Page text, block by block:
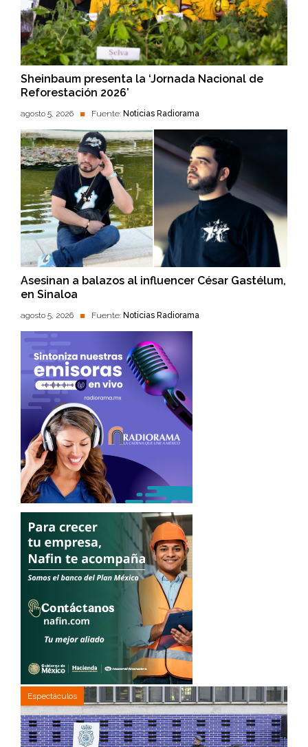
Sheinbaum presenta la ‘Jornada Nacional de
Reforestación 2026’
agosto 5, 2026 Fuente: Noticias Radiorama
Asesinan a balazos al influencer César Gastélum,
en Sinaloa
agosto 5, 2026 Fuente: Noticias Radiorama
Espectáculos